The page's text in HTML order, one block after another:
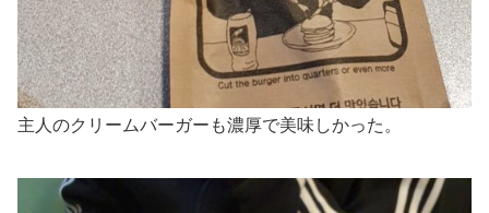
主人のクリームバーガーも濃厚で美味しかった。